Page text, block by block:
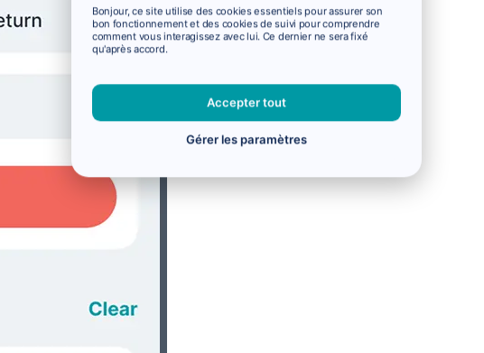
Bonjour, ce site utilise des cookies essentiels pour assurer son
bon fonctionnement et des cookies de suivi pour comprendre
comment vous interagissez avec lui. Ce dernier ne sera fixé
qu'après accord.
Accepter tout
Gérer les paramètres